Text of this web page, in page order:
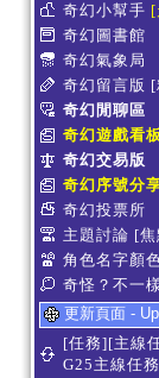
奇幻小幫手
奇幻圖書館
奇幻氣象局
奇幻留言版
奇幻閒聊區
奇幻遊戲看
奇幻交易版
奇幻序號分
奇幻投票所
主題討論 [
角色名字顏
奇怪？不一樣
更新頁面 -
[任務][主線
G25主線任